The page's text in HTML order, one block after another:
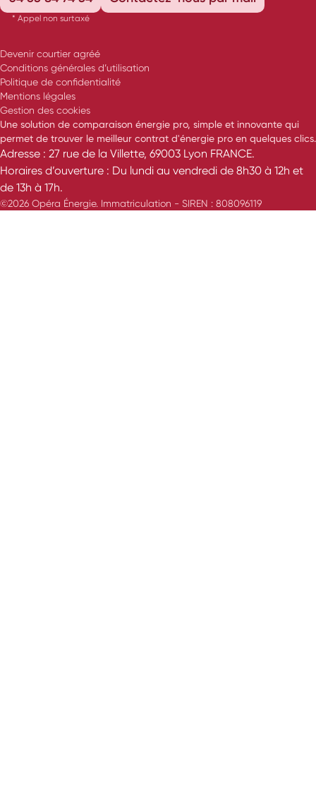
* Appel non surtaxé
Devenir courtier agréé
Conditions générales d’utilisation
Politique de confidentialité
Mentions légales
Gestion des cookies
Une solution de comparaison énergie pro, simple et innovante qui
permet de trouver le meilleur contrat d'énergie pro en quelques clics.
Adresse : 27 rue de la Villette, 69003 Lyon FRANCE.
Horaires d’ouverture : Du lundi au vendredi de 8h30 à 12h et
de 13h à 17h.
©2026 Opéra Énergie. Immatriculation - SIREN : 808096119